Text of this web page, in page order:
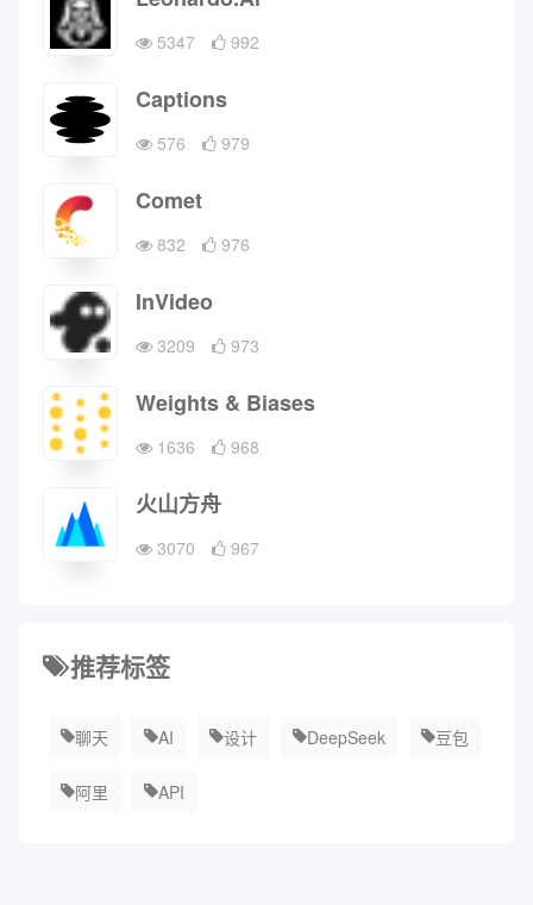
5347 992
Captions
576 979
Comet
832 976
InVideo
3209 973
Weights & Biases
1636 968
火山方舟
3070 967
推荐标签
聊天 AI 设计 DeepSeek 豆包
阿里 API